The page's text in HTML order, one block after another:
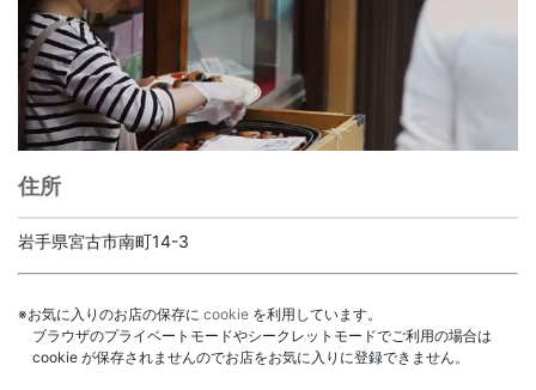
住所
岩手県宮古市南町14-3
※お気に入りのお店の保存に cookie を利用しています。
ブラウザのプライベートモードやシークレットモードでご利用の場合は
cookie が保存されませんのでお店をお気に入りに登録できません。